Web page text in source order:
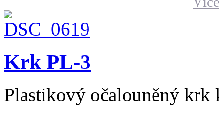
Krk PL-3
Plastikový očalouněný krk